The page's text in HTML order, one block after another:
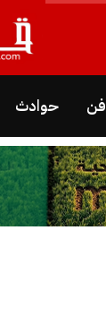
فن حوادث